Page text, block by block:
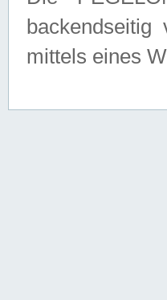
mittels eines